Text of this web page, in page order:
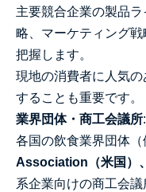
主要競合企業の製品
略、マーケティング
把握します。
現地の消費者に人気
することも重要です。
業界団体・商工会議所:
各国の飲食業界団体（
Association（米国）
系企業向けの商工会議